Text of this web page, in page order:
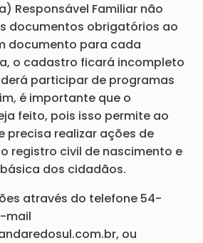
Responsável Familiar não
documentos obrigatórios ao
documento para cada
o cadastro ficará incompleto
participar de programas
é importante que o
feito, pois isso permite ao
precisa realizar ações de
registro civil de nascimento e
dos cidadãos.
através do telefone 54-
mail
ou